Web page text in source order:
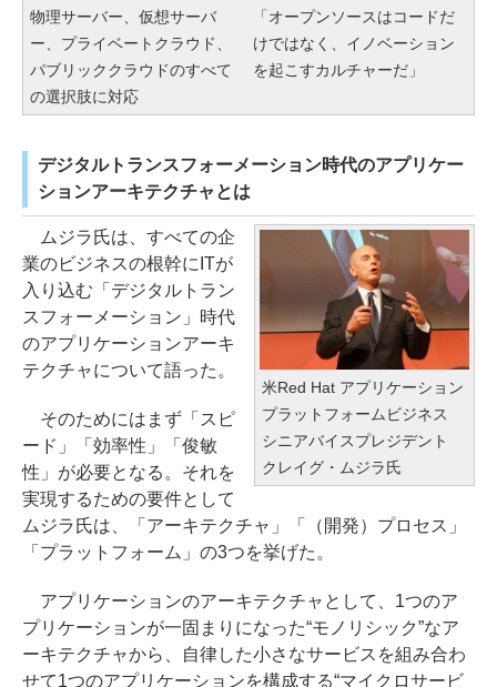
物理サーバー、仮想サーバ
ー、プライベートクラウド、
パブリッククラウドのすべて
の選択肢に対応
「オープンソースはコードだ
けではなく、イノベーション
を起こすカルチャーだ」
デジタルトランスフォーメーション時代のアプリケー
ションアーキテクチャとは
米Red Hat アプリケーション
プラットフォームビジネス
シニアバイスプレジデント
クレイグ・ムジラ氏
ムジラ氏は、すべての企
業のビジネスの根幹にITが
入り込む「デジタルトラン
スフォーメーション」時代
のアプリケーションアーキ
テクチャについて語った。
そのためにはまず「スピ
ード」「効率性」「俊敏
性」が必要となる。それを
実現するための要件として
ムジラ氏は、「アーキテクチャ」「（開発）プロセス」
「プラットフォーム」の3つを挙げた。
アプリケーションのアーキテクチャとして、1つのア
プリケーションが一固まりになった“モノリシック”なア
ーキテクチャから、自律した小さなサービスを組み合わ
せて1つのアプリケーションを構成する“マイクロサービ